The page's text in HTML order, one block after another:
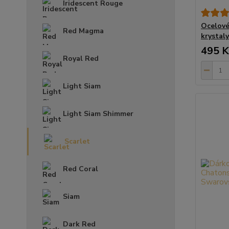
Iridescent Rouge
Red Magma
Royal Red
Light Siam
Light Siam Shimmer
Scarlet
Red Coral
Siam
Dark Red
495